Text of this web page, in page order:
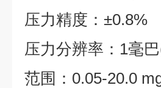
压力精度：±0.8%
压力分辨率：1毫
范围：0.05-20.0